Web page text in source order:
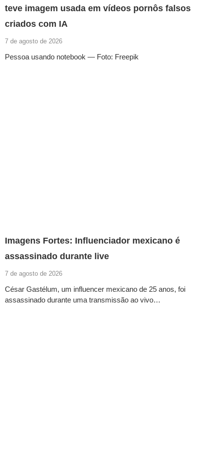
teve imagem usada em vídeos pornôs falsos
criados com IA
7 de agosto de 2026
Pessoa usando notebook — Foto: Freepik
Imagens Fortes: Influenciador mexicano é
assassinado durante live
7 de agosto de 2026
César Gastélum, um influencer mexicano de 25 anos, foi
assassinado durante uma transmissão ao vivo…